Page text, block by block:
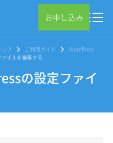
お申し込み
ップ ご利用ガイド
WordPress
イルを編集する
の設定ファイ